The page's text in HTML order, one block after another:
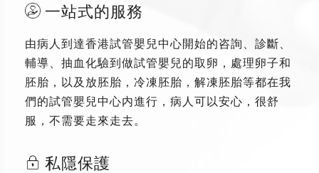
一站式的服務
由病人到達香港試管嬰兒中心開始的咨詢、診斷、
輔導、抽血化驗到做試管嬰兒的取卵，處理卵子和
胚胎，以及放胚胎，冷凍胚胎，解凍胚胎等都在我
們的試管嬰兒中心内進行，病人可以安心，很舒
服，不需要走來走去。
私隱保護